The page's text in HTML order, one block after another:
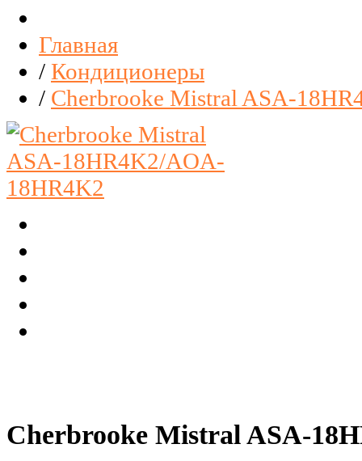
Главная
/ Кондиционеры
/ Cherbrooke Mistral ASA-
Cherbrooke Mistral ASA-